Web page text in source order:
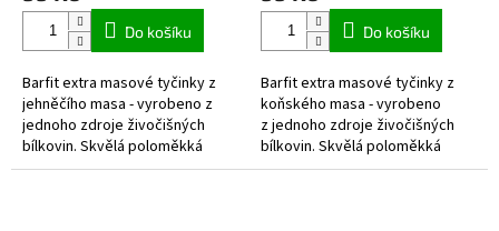
Do košíku
Barfit extra masové tyčinky z
jehněčího masa - vyrobeno z
jednoho zdroje živočišných
bílkovin. Skvělá poloměkká
pochoutka, která se dá
Do košíku
Barfit extra masové tyčinky z
koňského masa - vyrobeno
z jednoho zdroje živočišných
bílkovin. Skvělá poloměkká
pochoutka, která se dá